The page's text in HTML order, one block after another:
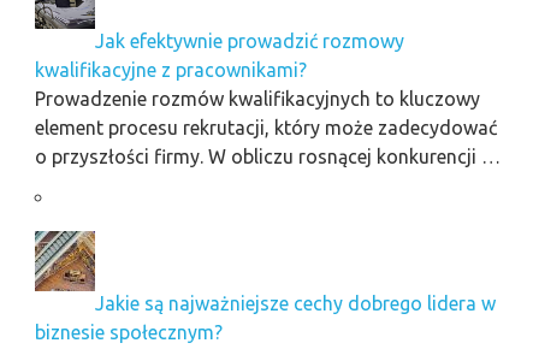
Jak efektywnie prowadzić rozmowy
kwalifikacyjne z pracownikami?
Prowadzenie rozmów kwalifikacyjnych to kluczowy
element procesu rekrutacji, który może zadecydować
o przyszłości firmy. W obliczu rosnącej konkurencji …
Jakie są najważniejsze cechy dobrego lidera w
biznesie społecznym?